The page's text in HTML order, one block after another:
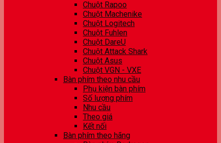
Chuột Rapoo
Chuột Machenike
Chuột Logitech
Chuột Fuhlen
Chuột DareU
Chuột Attack Shark
Chuột Asus
Chuột VGN - VXE
Bàn phím theo nhu cầu
Phụ kiện bàn phím
Số lượng phím
Nhu cầu
Theo giá
Kết nối
Bàn phím theo hãng